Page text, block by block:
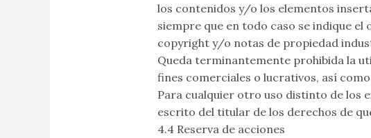
los contenidos y/o los elementos
siempre que en todo caso se indique
copyright y/o notas de propiedad
Queda terminantemente prohibida la
fines comerciales o lucrativos, así
Para cualquier otro uso distinto de los
escrito del titular de los derechos de
4.4 Reserva de acciones